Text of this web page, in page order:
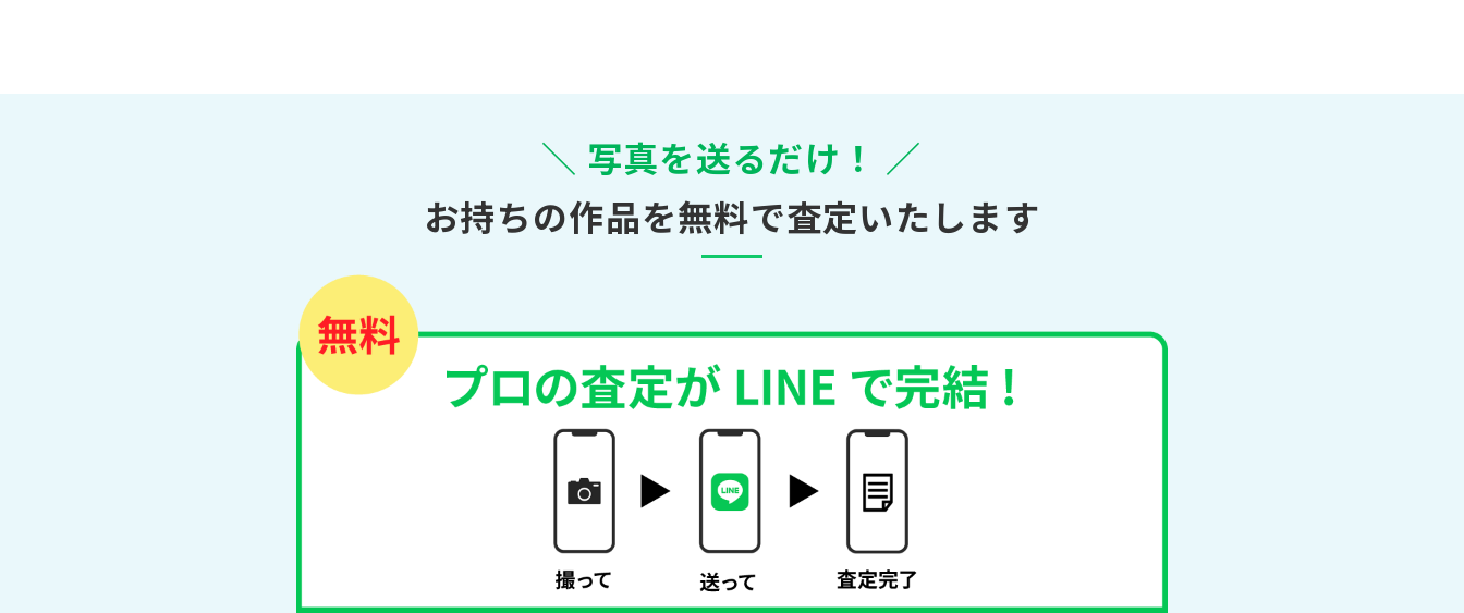
＼ 写真を送るだけ！ ／
お持ちの作品を無料で査定いたします